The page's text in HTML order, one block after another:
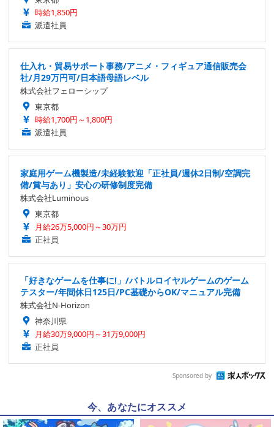
時給1,850円
派遣社員
仕入れ・貿易サポート事務/アニメ・フィギュア通信販売会
社/月29万円可/日本語母語レベル
株式会社フェローシップ
東京都
時給1,700円～1,800円
派遣社員
家庭用ゲーム機製造/未経験歓迎「正社員/週休2日制/空調完
備/賞与あり」安心の研修制度完備
株式会社Luminous
東京都
月給26万5,000円～30万円
正社員
「好きなゲームを仕事に!」/バトルロイヤルゲームのゲーム
テスター/年間休日125日/PC基礎からOK/マニュアル完備
株式会社N-Horizon
神奈川県
月給30万9,000円～31万9,000円
正社員
Sponsored by
今、あなたにオススメ